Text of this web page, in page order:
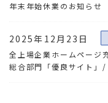
年末年始休業のお知らせ
2025年12月23日
全上場企業ホームページ
総合部門「優良サイト」/